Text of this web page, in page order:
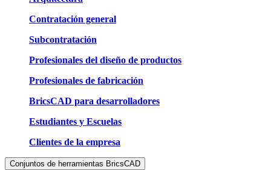
Contratación general
Subcontratación
Profesionales del diseño de productos
Profesionales de fabricación
BricsCAD para desarrolladores
Estudiantes y Escuelas
Clientes de la empresa
Conjuntos de herramientas BricsCAD